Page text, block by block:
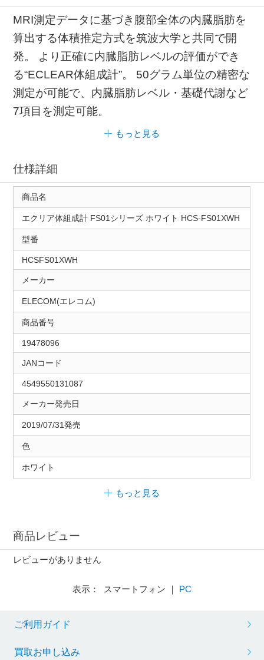
MRI測定データに基づき腹部全体の内臓脂肪を
算出する体積推定方式を筑波大学と共同で開
発。 より正確に内臓脂肪レベルの評価ができ
る“ECLEAR体組成計”。 50グラム単位の精密な
測定が可能で、内臓脂肪レベル・基礎代謝など
7項目を測定可能。
もっと見る
仕様詳細
商品名
エクリア体組成計 FS01シリーズ ホワイト HCS-FS01XWH
型番
HCSFS01XWH
メーカー
ELECOM(エレコム)
商品番号
19478096
JANコード
4549550131087
メーカー発売日
2019/07/31発売
色
ホワイト
もっと見る
商品レビュー
レビューがありません
表示： スマートフォン ｜ PC
ご利用ガイド
買取お申し込み